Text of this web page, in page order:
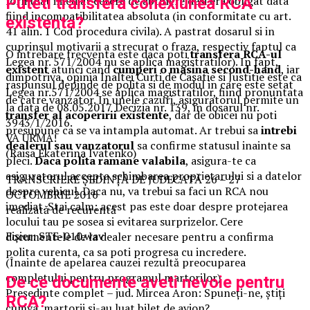
fiind incompatibilitatea absoluta (in conformitate cu art.
41 alin. 1 Cod procedura civila). A pastrat dosarul si in
cuprinsul motivarii a strecurat o fraza, respectiv faptul ca
Legea nr. 571/2004 nu se aplica magistratilor). In fapt,
dimpotriva, opinia Inaltei Curti de Casatie si Justitie este ca
Legea nr.571/2004 se aplica magistratilor, fiind pronuntata
la data de 08.05.2017 Decizia nr. 139, in dosarul nr.
3943/1/2016.
VA URMA!
(Raisa Ekaterina Ivatenko)
TRANSCRIERE ȘEDINȚĂ DE JUDECATĂ 26 – 27
OCTOMBRIE 2016
realizată de recurentă
Fișier: STE-010.wav
(Înainte de apelarea cauzei rezultă preocuparea
completului pentru programul martorilor)
Președinte complet – jud. Mircea Aron: Spuneți-ne, știți
existenta?
O intrebare frecventa este daca potitransfera RCA-ul
existentatunci candcumperi o masina second-hand, iar
raspunsul depinde de polita si de modul in care este setat
de catre vanzator. In unele cazuri, asiguratorul permite un
transfer al acoperirii existente, dar de obicei nu poti
presupune ca se va intampla automat. Ar trebui saintrebi
dealerul sau vanzatorul sa confirme statusul inainte sa
pleci.Daca polita ramane valabila, asigura-te ca
asiguratorul accepta schimbarea proprietarului si a datelor
despre vehicul. Daca nu, va trebui sa faci un RCA nou
imediat. Stai calm: acest pas este doar despre protejarea
locului tau pe sosea si evitarea surprizelor. Cere
documentele de la dealer necesare pentru a confirma
polita curenta, ca sa poti progresa cu incredere.
De ce documente aveti nevoie pentru
RCA?